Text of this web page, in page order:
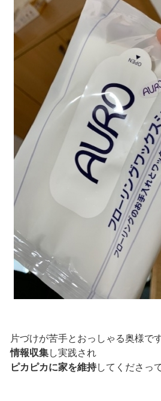
片づけが苦手とおっしゃる奥様で
情報収集し実践され
ピカピカに家を維持してくださっ